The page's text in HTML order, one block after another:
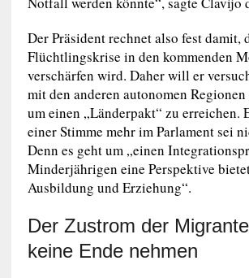
Der Präsident rechnet also fest damit,
Flüchtlingskrise in den kommenden
verschärfen wird. Daher will er
mit den anderen autonomen
um einen „Länderpakt“ zu erreichen.
einer Stimme mehr im Parlament sei
Denn es geht um „einen
Minderjährigen eine Perspektive
Ausbildung und Erziehung“.
Der Zustrom der
keine Ende nehmen